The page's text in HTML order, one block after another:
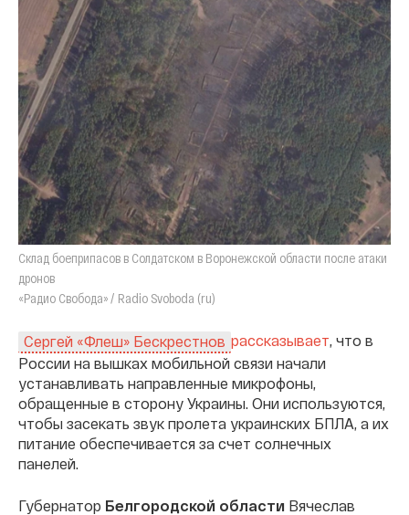
Склад боеприпасов в Солдатском в Воронежской области после атаки
дронов
«Радио Свобода» / Radio Svoboda (ru)
Сергей «Флеш» Бескрестнов рассказывает, что в
России на вышках мобильной связи начали
устанавливать направленные микрофоны,
обращенные в сторону Украины. Они используются,
чтобы засекать звук пролета украинских БПЛА, а их
питание обеспечивается за счет солнечных
панелей.
Губернатор Белгородской области Вячеслав